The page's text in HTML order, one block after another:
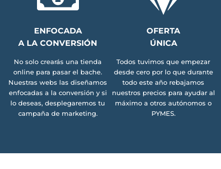
ENFOCADA
A LA CONVERSIÓN
No solo crearás una tienda
online para pasar el bache.
Nuestras webs las diseñamos
enfocadas a la conversión y si
lo deseas, desplegaremos tu
campaña de marketing.
OFERTA
ÚNICA
Todos tuvimos que empezar
desde cero por lo que durante
todo este año rebajamos
nuestros precios para ayudar al
máximo a otros autónomos o
PYMES.